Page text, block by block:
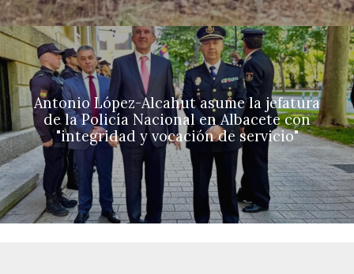
Antonio López-Alcahut asume la jefatura
de la Policía Nacional en Albacete con
"integridad y vocación de servicio"